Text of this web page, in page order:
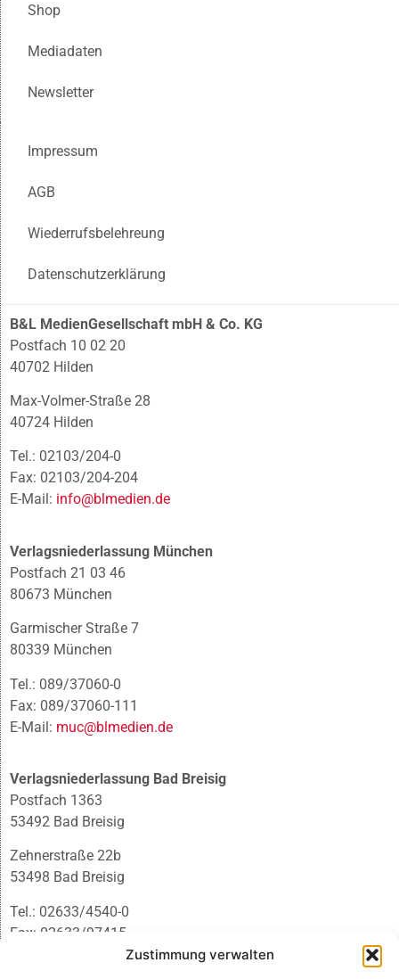
Zustimmung verwalten
Shop
Mediadaten
Newsletter
Impressum
AGB
Wiederrufsbelehreung
Datenschutzerklärung
B&L MedienGesellschaft mbH & Co. KG
Postfach 10 02 20
40702 Hilden
Max-Volmer-Straße 28
40724 Hilden
Tel.: 02103/204-0
Fax: 02103/204-204
E-Mail: info@blmedien.de
Verlagsniederlassung München
Postfach 21 03 46
80673 München
Garmischer Straße 7
80339 München
Tel.: 089/37060-0
Fax: 089/37060-111
E-Mail: muc@blmedien.de
Verlagsniederlassung Bad Breisig
Postfach 1363
53492 Bad Breisig
Zehnerstraße 22b
53498 Bad Breisig
Tel.: 02633/4540-0
Fax: 02633/97415
infobb@blmedien.de